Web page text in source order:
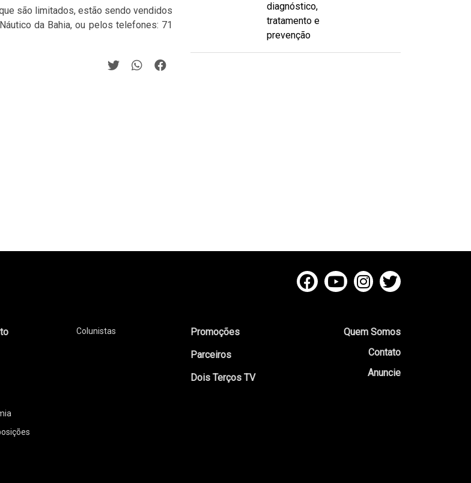
são limitados, estão sendo vendidos
da Bahia, ou pelos telefones: 71
diagnóstico,
tratamento e
prevenção
Colunistas
Promoções
Parceiros
Dois Terços TV
Quem Somos
Contato
Anuncie